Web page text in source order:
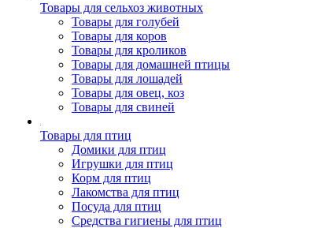
Товары для сельхоз животных
Товары для голубей
Товары для коров
Товары для кроликов
Товары для домашней птицы
Товары для лошадей
Товары для овец, коз
Товары для свиней
Товары для птиц
Домики для птиц
Игрушки для птиц
Корм для птиц
Лакомства для птиц
Посуда для птиц
Средства гигиены для птиц